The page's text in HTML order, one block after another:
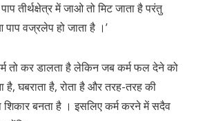
तीर्थक्षेत्र में जाओ तो मिट जाता है परंतु
पाप वज्रलेप हो जाता है ।’
तो कर डालता है लेकिन जब कर्म फल देने को
है, घबराता है, रोता है और तरह-तरह की
शिकार बनता है । इसलिए कर्म करने में सदैव